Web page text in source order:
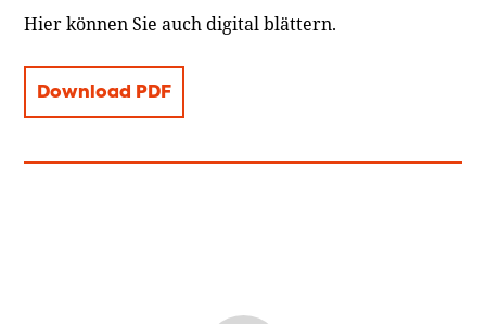
Hier können Sie auch digital blättern.
Download PDF